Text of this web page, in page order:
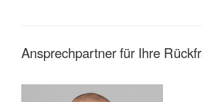
Ansprechpartner für Ihre